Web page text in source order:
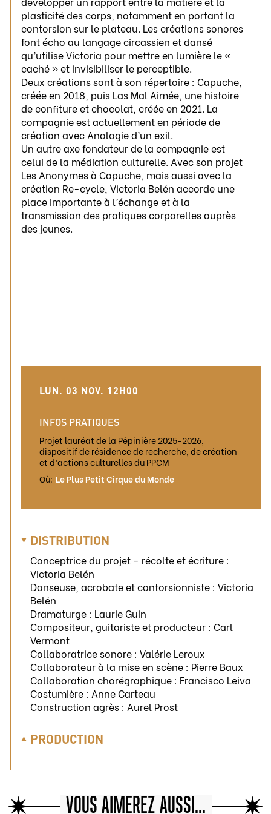
plasticité des corps, notamment en portant la
contorsion sur le plateau. Les créations sonores
font écho au langage circassien et dansé
qu’utilise Victoria pour mettre en lumière le «
caché » et invisibiliser le perceptible.
Deux créations sont à son répertoire : Capuche,
créée en 2018, puis Las Mal Aimée, une histoire
de confiture et chocolat, créée en 2021. La
compagnie est actuellement en période de
création avec Analogie d’un exil.
Un autre axe fondateur de la compagnie est
celui de la médiation culturelle. Avec son projet
Les Anonymes à Capuche, mais aussi avec la
création Re-cycle, Victoria Belén accorde une
place importante à l’échange et à la
transmission des pratiques corporelles auprès
des jeunes.
LUN. 03 NOV. 12H00
INFOS PRATIQUES
Projet lauréat de la Pépinière 2025-2026,
dispositif de résidence de recherche, de création
et d’actions culturelles du PPCM
Où: Le Plus Petit Cirque du Monde
DISTRIBUTION
Conceptrice du projet - récolte et écriture :
Victoria Belén
Danseuse, acrobate et contorsionniste : Victoria
Belén
Dramaturge : Laurie Guin
Compositeur, guitariste et producteur : Carl
Vermont
Collaboratrice sonore : Valérie Leroux
Collaborateur à la mise en scène : Pierre Baux
Collaboration chorégraphique : Francisco Leiva
Costumière : Anne Carteau
Construction agrès : Aurel Prost
PRODUCTION
VOUS AIMEREZ AUSSI...